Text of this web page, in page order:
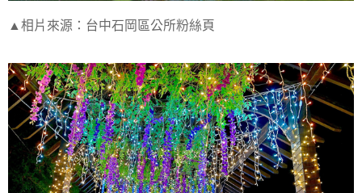
▲相片來源：台中石岡區公所粉絲頁